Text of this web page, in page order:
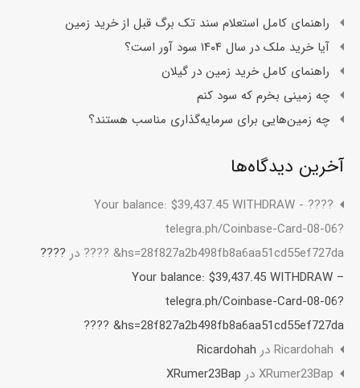
راهنمای کامل استعلام سند تک برگ قبل از خرید زمین
آیا خرید ملک در سال ۱۴۰۴ سود آور است؟
راهنمای کامل خرید زمین در گیلان
چه زمینی بخرم که سود کنم
چه زمین‌هایی برای سرمایه‌گذاری مناسب هستند؟
آخرین دیدگاه‌ها
????️ Your balance: $39,437.45 WITHDRAW -
telegra.ph/Coinbase-Card-08-06?
hs=28f827a2b498fb8a6aa51cd55ef727da& ????️
در ????️
Your balance: $39,437.45 WITHDRAW –
telegra.ph/Coinbase-Card-08-06?
hs=28f827a2b498fb8a6aa51cd55ef727da& ????️
Ricardohah در Ricardohah
XRumer23Bap در XRumer23Bap